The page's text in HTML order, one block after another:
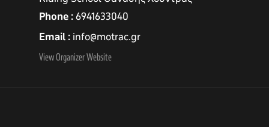
Phone 6941633040
Email info@motrac.gr
View Organizer Website